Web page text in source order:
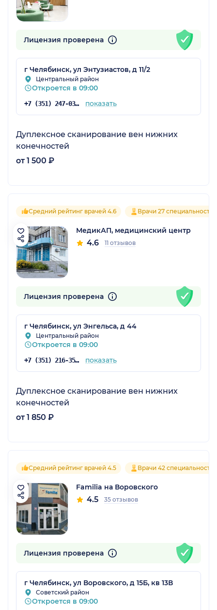
Лицензия проверена
г Челябинск, ул Энтузиастов, д 11/2
Центральный район
Откроется в 09:00
+7 (351) 247-03-03 показать
Дуплексное сканирование вен нижних
конечностей
от 1 500 ₽
Средний рейтинг врачей 4.6 Врачи 27 специальностей
МедикАП, медицинский центр
4.6 11 отзывов
Лицензия проверена
г Челябинск, ул Энгельса, д 44
Центральный район
Откроется в 09:00
+7 (351) 216-35-36 показать
Дуплексное сканирование вен нижних
конечностей
от 1 850 ₽
Средний рейтинг врачей 4.5 Врачи 42
Familia на Воровского
4.5 35 отзывов
Лицензия проверена
г Челябинск, ул Воровского, д 15Б, кв 13В
Советский район
Откроется в 09:00